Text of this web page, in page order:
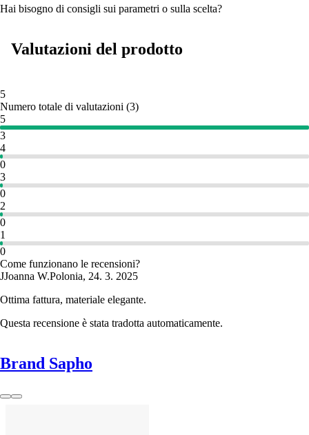
Hai bisogno di consigli sui parametri o sulla scelta?
Valutazioni del prodotto
5
Numero totale di valutazioni (3)
5
3
4
0
3
0
2
0
1
0
Come funzionano le recensioni?
JJoanna W.Polonia, 24. 3. 2025
Ottima fattura, materiale elegante.
Questa recensione è stata tradotta automaticamente.
Brand Sapho